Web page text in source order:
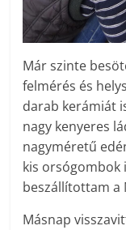
Már szinte
felmérés és
darab kerámiát
nagy kenyeres
nagyméretű
kis orsógombok
beszállítottam a
Másnap